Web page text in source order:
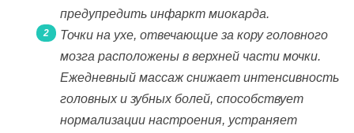
предупредить инфаркт миокарда.
Точки на ухе, отвечающие за кору головного
мозга расположены в верхней части мочки.
Ежедневный массаж снижает интенсивность
головных и зубных болей, способствует
нормализации настроения, устраняет